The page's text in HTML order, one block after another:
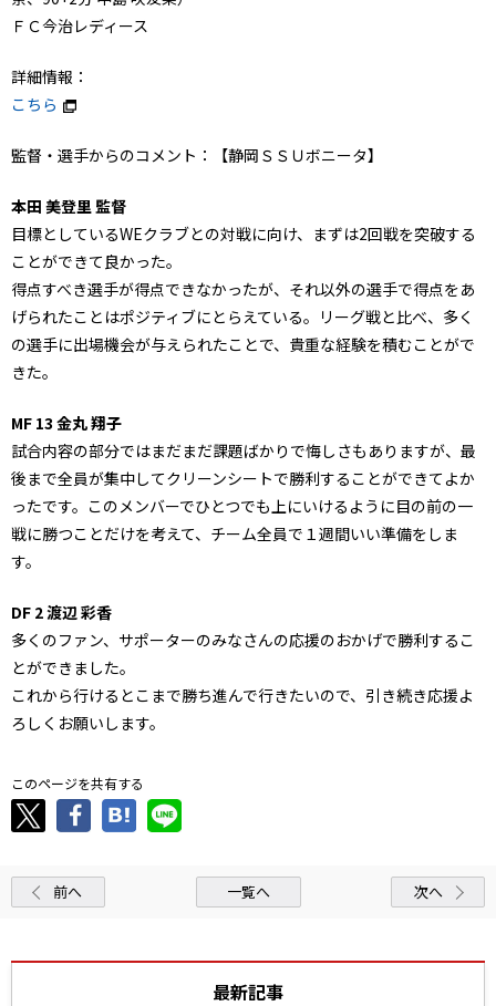
ＦＣ今治レディース
詳細情報：
こちら
監督・選手からのコメント：【静岡ＳＳＵボニータ】
本田 美登里 監督
目標としているWEクラブとの対戦に向け、まずは2回戦を突破する
ことができて良かった。
得点すべき選手が得点できなかったが、それ以外の選手で得点をあ
げられたことはポジティブにとらえている。リーグ戦と比べ、多く
の選手に出場機会が与えられたことで、貴重な経験を積むことがで
きた。
MF 13 金丸 翔子
試合内容の部分ではまだまだ課題ばかりで悔しさもありますが、最
後まで全員が集中してクリーンシートで勝利することができてよか
ったです。このメンバーでひとつでも上にいけるように目の前の一
戦に勝つことだけを考えて、チーム全員で１週間いい準備をしま
す。
DF 2 渡辺 彩香
多くのファン、サポーターのみなさんの応援のおかげで勝利するこ
とができました。
これから行けるとこまで勝ち進んで行きたいので、引き続き応援よ
ろしくお願いします。
このページを共有する
前へ 一覧へ 次へ
最新記事